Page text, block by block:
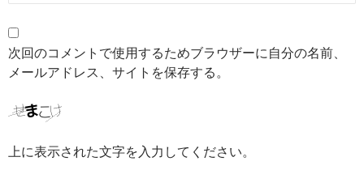
次回のコメントで使用するためブラウザーに自分の名前、
メールアドレス、サイトを保存する。
上に表示された文字を入力してください。